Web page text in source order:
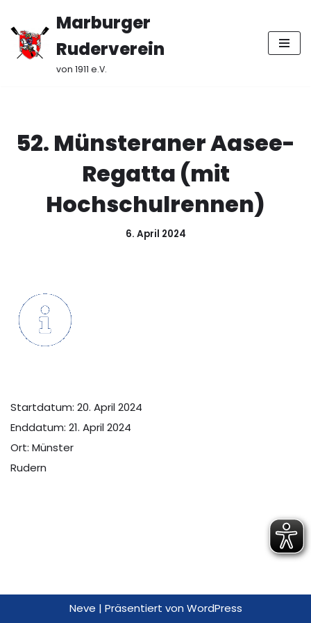
Zum
Inhalt
Marburger
Ruderverein
von 1911 e.V.
52. Münsteraner Aasee-
Regatta (mit
Hochschulrennen)
6. April 2024
Startdatum: 20. April 2024
Enddatum: 21. April 2024
Ort: Münster
Rudern
Neve | Präsentiert von WordPress